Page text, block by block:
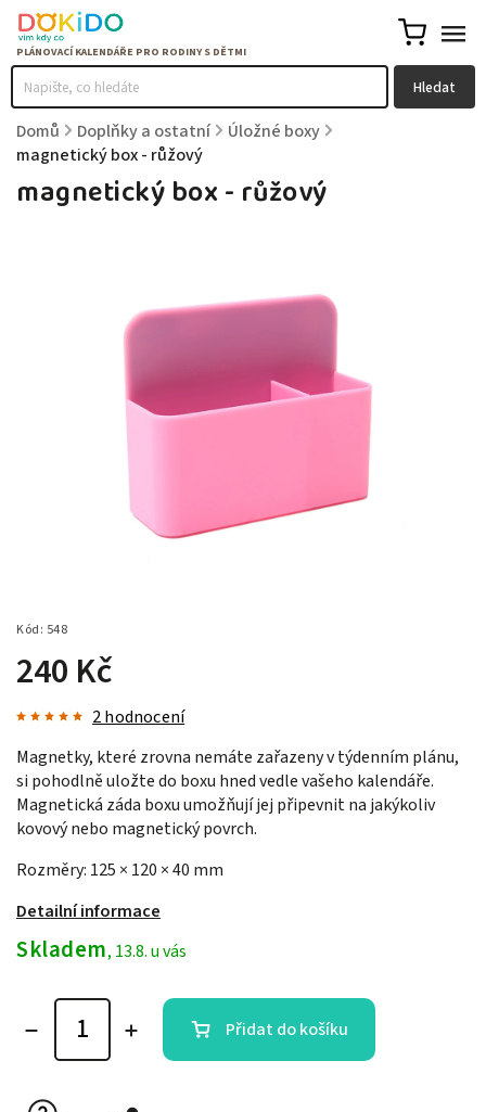
Hledat
Domů / Doplňky a ostatní / Úložné boxy /
magnetický box - růžový
magnetický box - růžový
Kód: 548
240 Kč
2 hodnocení
Magnetky, které zrovna nemáte zařazeny v týdenním plánu,
si pohodlně uložte do boxu hned vedle vašeho kalendáře.
Magnetická záda boxu umožňují jej připevnit na jakýkoliv
kovový nebo magnetický povrch.
Rozměry: 125 × 120 × 40 mm
Detailní informace
Skladem, 13.8. u vás
Přidat do košíku